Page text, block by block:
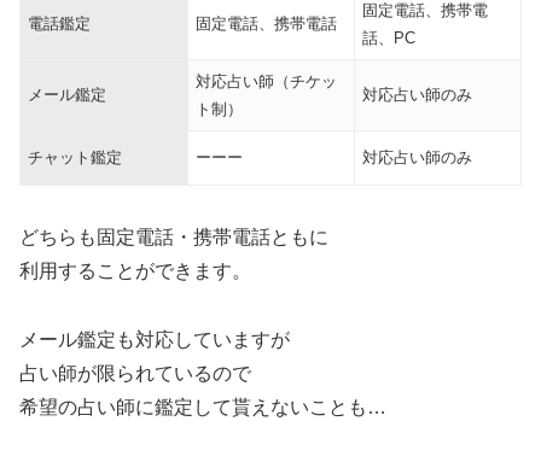
電話鑑定 固定電話、携帯電話
固定電話、携帯電
話、PC
メール鑑定
対応占い師（チケッ
ト制）
対応占い師のみ
チャット鑑定 ーーー 対応占い師のみ
どちらも固定電話・携帯電話ともに
利用することができます。
メール鑑定も対応していますが
占い師が限られているので
希望の占い師に鑑定して貰えないことも…